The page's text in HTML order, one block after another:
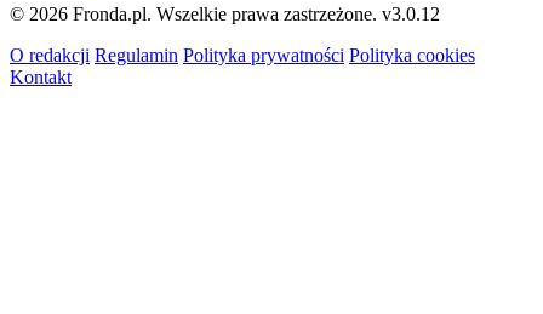
© 2026 Fronda.pl. Wszelkie prawa zastrzeżone. v3.0.12
O redakcji Regulamin Polityka prywatności Polityka cookies
Kontakt